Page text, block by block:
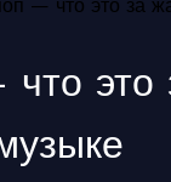
— что это за
это